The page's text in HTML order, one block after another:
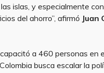
islas, y especialmente
del ahorro”, afirmó Juan
a 460 personas en
busca escalar la